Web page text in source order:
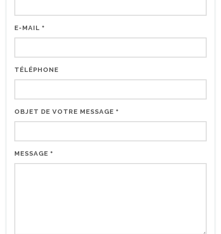
E-MAIL *
TÉLÉPHONE
OBJET DE VOTRE MESSAGE *
MESSAGE *